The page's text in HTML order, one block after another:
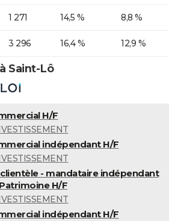
1 271 14,5 % 8,8 %
3 296 16,4 % 12,9 %
Saint-Lô
H/F
indépendant H/F
- mandataire indépendant
H/F
indépendant H/F